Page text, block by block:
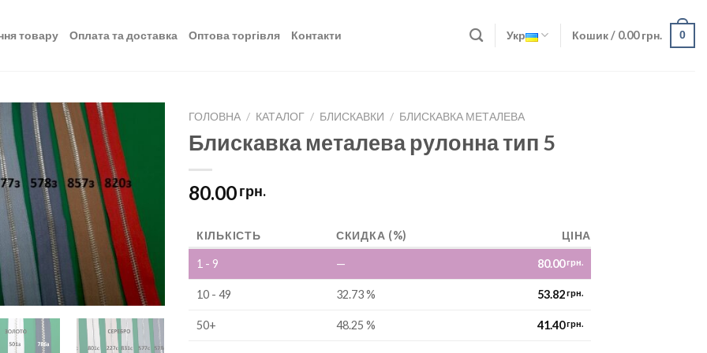
товару Оплата та доставка Оптова торгівля Контакти Укр Кошик / 0.00грн. 0
Додати
до
списку
бажань
ГОЛОВНА / КАТАЛОГ / БЛИСКАВКИ / БЛИСКАВКА МЕТАЛЕВА
Блискавка металева рулонна тип 5
80.00грн.
КІЛЬКІСТЬ СКИДКА (%) ЦІНА
1 - 9 — 80.00грн.
10 - 49 32.73 % 53.82грн.
50+ 48.25 % 41.40грн.